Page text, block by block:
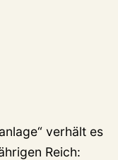
verhält es
Reich: